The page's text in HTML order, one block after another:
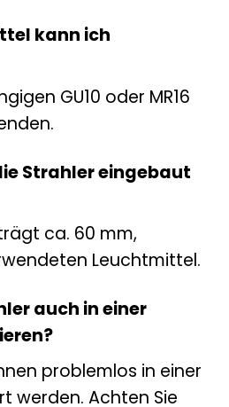
kann ich
GU10 oder MR16
Strahler eingebaut
ca. 60 mm,
Leuchtmittel.
auch in einer
problemlos in einer
werden. Achten Sie